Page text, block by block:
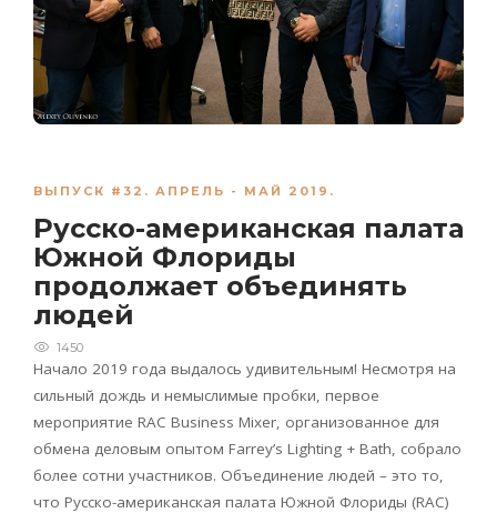
ВЫПУСК #32. АПРЕЛЬ - МАЙ 2019.
Русско-американская палата
Южной Флориды
продолжает объединять
людей
1450
Начало 2019 года выдалось удивительным! Несмотря на
сильный дождь и немыслимые пробки, первое
мероприятие RAC Business Mixer, организованное для
обмена деловым опытом Farrey’s Lighting + Bath, собрало
более сотни участников. Объединение людей – это то,
что Русско-американская палата Южной Флориды (RAC)